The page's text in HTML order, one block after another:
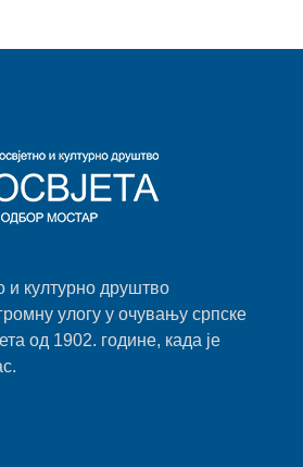
и културно друштво
улогу у очувању српске
од 1902. године, када је